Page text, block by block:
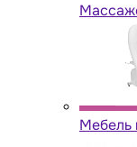
Мебель